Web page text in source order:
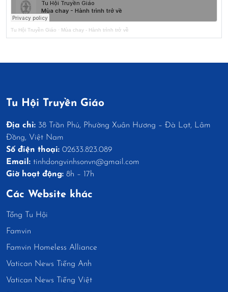
Tu Hội Truyền Giáo · Mùa chay - Hành trình trở về
Tu Hội Truyền Giáo
Địa chỉ: 38 Trần Phú, Phường Xuân Hương – Đà Lạt, Lâm
Đồng, Việt Nam
Số điện thoại: 02633.823.089
Email: tinhdongvinhsonvn@gmail.com
Giờ hoạt động: 8h – 17h
Các Website khác
Tổng Tu Hội
Famvin
Famvin Homeless Alliance
Vatican News Tiếng Anh
Vatican News Tiếng Việt